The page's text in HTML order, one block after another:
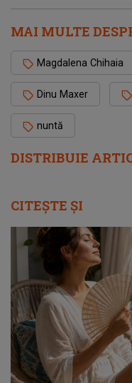
DISTRIBUIE
MAI MULTE
Magdalena Chihaia
Dinu Maxer
nuntă
CITEȘTE ȘI